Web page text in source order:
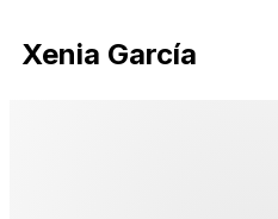
Xenia García